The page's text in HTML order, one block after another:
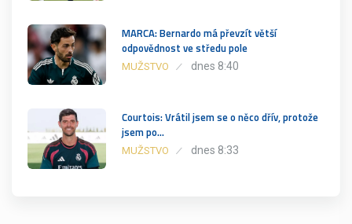
MARCA: Bernardo má převzít větší
odpovědnost ve středu pole
MUŽSTVO dnes 8:40
Courtois: Vrátil jsem se o něco dřív, protože
jsem po…
MUŽSTVO dnes 8:33